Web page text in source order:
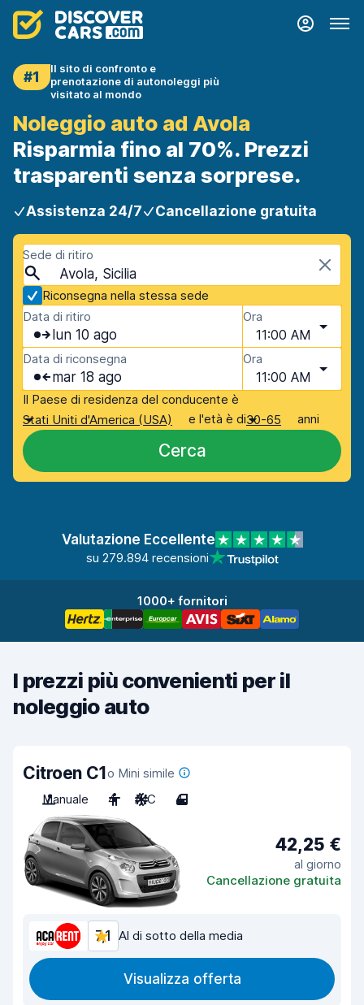
#1
Il sito di confronto e
prenotazione di autonoleggi più
visitato al mondo
Noleggio auto ad Avola
Risparmia fino al 70%. Prezzi
trasparenti senza sorprese.
Assistenza 24/7 Cancellazione gratuita
Sede di ritiro
Avola, Sicilia
Riconsegna nella stessa sede
Data di ritiro
lun 10 ago
Ora
11:00 AM
Data di riconsegna
mar 18 ago
Ora
11:00 AM
Il Paese di residenza del conducente è
Stati Uniti d'America (USA)
e l'età è di30-65 anni
Cerca
Valutazione Eccellente
su 279.894 recensioni
1000+ fornitori
I prezzi più convenienti per il
noleggio auto
Citroen C1o Mini simile
Manuale
4 A/C 4
42,25 €
al giorno
Cancellazione gratuita
7,1 Al di sotto della media
Visualizza offerta